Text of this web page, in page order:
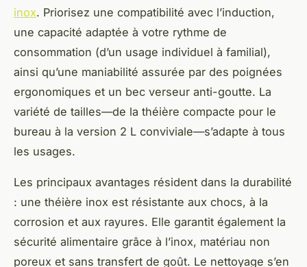
inox. Priorisez une compatibilité avec l’induction,
une capacité adaptée à votre rythme de
consommation (d’un usage individuel à familial),
ainsi qu’une maniabilité assurée par des poignées
ergonomiques et un bec verseur anti-goutte. La
variété de tailles—de la théière compacte pour le
bureau à la version 2 L conviviale—s’adapte à tous
les usages.
Les principaux avantages résident dans la durabilité
: une théière inox est résistante aux chocs, à la
corrosion et aux rayures. Elle garantit également la
sécurité alimentaire grâce à l’inox, matériau non
poreux et sans transfert de goût. Le nettoyage s’en